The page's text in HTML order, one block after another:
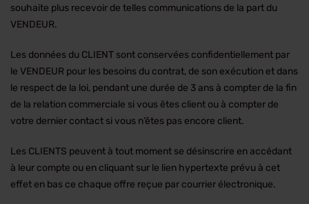
souhaite plus recevoir de telles communications de la part du
VENDEUR.
Les données du CLIENT sont conservées confidentiellement par
le VENDEUR pour les besoins du contrat, de son exécution et dans
le respect de la loi, pendant une durée de 3 ans à compter de la fin
de la relation commerciale si vous êtes client ou à compter de
votre dernier contact si vous n’êtes pas encore client.
Les CLIENTS peuvent à tout moment se désinscrire en accédant
à leur compte ou en cliquant sur le lien hypertexte prévu à cet
effet en bas ce chaque offre reçue par courrier électronique.